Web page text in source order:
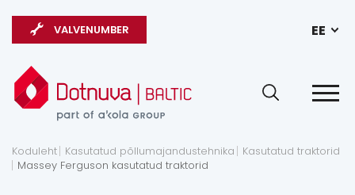
EE
VALVENUMBER
Koduleht Kasutatud põllumajandustehnika
Kasutatud traktorid
Massey Ferguson kasutatud traktorid